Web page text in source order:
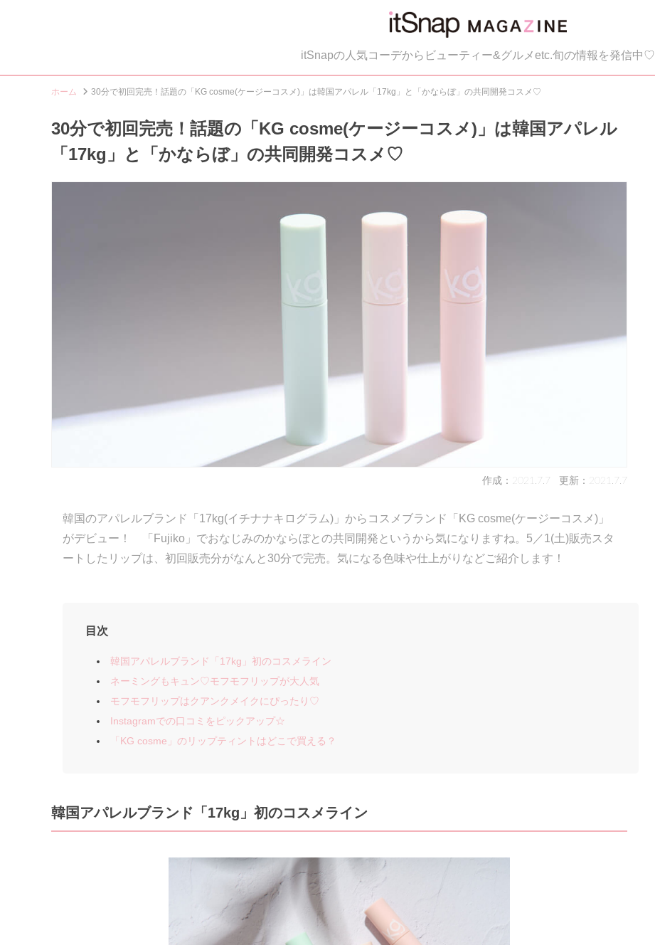
itSnapの人気コーデからビューティー&グルメetc.旬の情報を発信中♡
ホーム 30分で初回完売！話題の「KG cosme(ケージーコスメ)」は韓国アパレル「17kg」と「かならぼ」の共同開発コスメ♡
30分で初回完売！話題の「KG cosme(ケージーコスメ)」は韓国アパレル
「17kg」と「かならぼ」の共同開発コスメ♡
作成：2021.7.7 更新：2021.7.7
韓国のアパレルブランド「17kg(イチナナキログラム)」からコスメブランド「KG cosme(ケージーコスメ)」
がデビュー！ 「Fujiko」でおなじみのかならぼとの共同開発というから気になりますね。5／1(土)販売スタ
ートしたリップは、初回販売分がなんと30分で完売。気になる色味や仕上がりなどご紹介します！
目次
韓国アパレルブランド「17kg」初のコスメライン
ネーミングもキュン♡モフモフリップが大人気
モフモフリップはクアンクメイクにぴったり♡
Instagramでの口コミをピックアップ☆
「KG cosme」のリップティントはどこで買える？
韓国アパレルブランド「17kg」初のコスメライン